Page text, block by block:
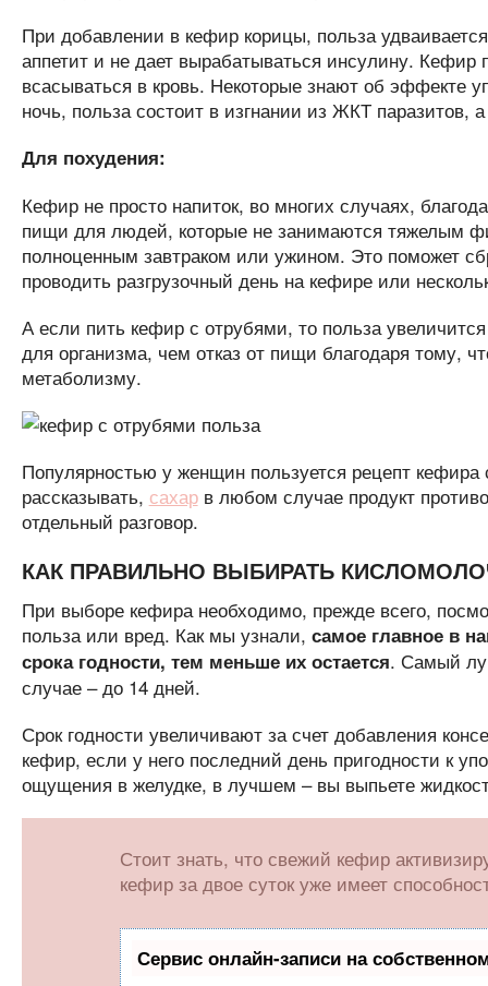
При добавлении в кефир корицы, польза
аппетит и не дает вырабатываться инсулину.
всасываться в кровь. Некоторые знают об эффекте
ночь, польза состоит в изгнании из ЖКТ паразитов,
Для похудения:
Кефир не просто напиток, во многих случаях,
пищи для людей, которые не занимаются тяжелым
полноценным завтраком или ужином. Это поможет
проводить разгрузочный день на кефире или
А если пить кефир с отрубями, то польза
для организма, чем отказ от пищи благодаря тому,
метаболизму.
Популярностью у женщин пользуется рецепт
рассказывать, сахарв любом случае продукт
отдельный разговор.
КАК ПРАВИЛЬНО ВЫБИРАТЬ
При выборе кефира необходимо, прежде всего,
польза или вред. Как мы узнали, самое главное в
срока годности, тем меньше их остается. Самый
случае – до 14 дней.
Срок годности увеличивают за счет добавления
кефир, если у него последний день пригодности к
ощущения в желудке, в лучшем – вы выпьете
Стоит знать, что свежий кефир
кефир за двое суток уже имеет
Сервис онлайн-записи на